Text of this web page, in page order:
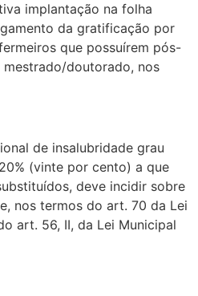
implantação na folha
da gratificação por
que possuírem pós-
doutorado, nos
de insalubridade grau
(vinte por cento) a que
deve incidir sobre
nos termos do art. 70 da Lei
art. 56, II, da Lei Municipal